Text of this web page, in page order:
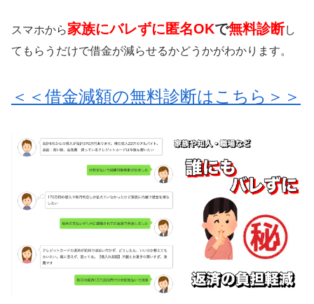
スマホから家族にバレずに匿名OKで無料診断し
てもらうだけで借金が減らせるかどうかがわかります。
＜＜借金減額の無料診断はこちら＞＞